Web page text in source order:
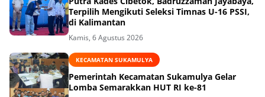
Terpilih Mengikuti Seleksi Timnas U-16 PSSI,
di Kalimantan
Kamis, 6 Agustus 2026
KECAMATAN SUKAMULYA
Pemerintah Kecamatan Sukamulya Gelar
Lomba Semarakkan HUT RI ke-81